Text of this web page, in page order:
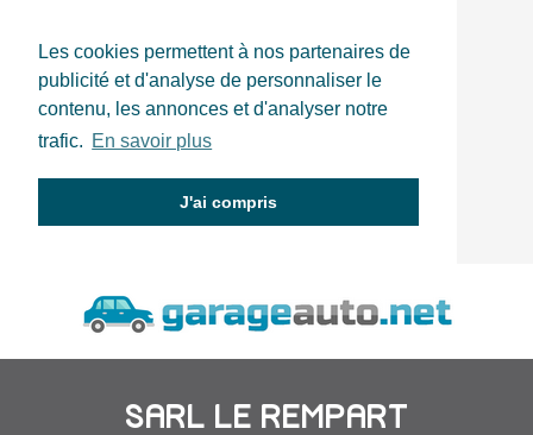
Les cookies permettent à nos partenaires de
publicité et d'analyse de personnaliser le
contenu, les annonces et d'analyser notre
trafic. En savoir plus
J'ai compris
SARL LE REMPART